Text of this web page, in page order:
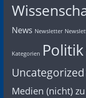
News Newsletter
Kategorien Politik
Uncategorized
Medien (nicht)